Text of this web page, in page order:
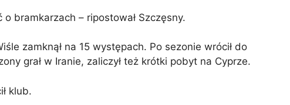
bramkarzach – ripostował Szczęsny.
zamknął na 15 występach. Po sezonie wrócił do
grał w Iranie, zaliczył też krótki pobyt na Cyprze.
klub.